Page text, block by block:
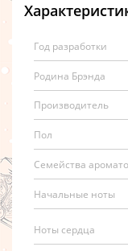
Год разработки
Родина Брэнда
Производитель
Пол
Семейства
Начальные ноты
Ноты сердца